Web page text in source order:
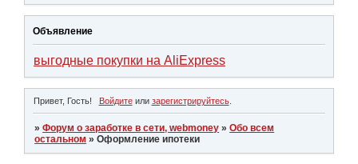
Объявление
выгодные покупки на AliExpress
Привет, Гость! Войдитеили зарегистрируйтесь.
»Форум о заработке в сети, webmoney »Обо всем
остальном »Оформление ипотеки